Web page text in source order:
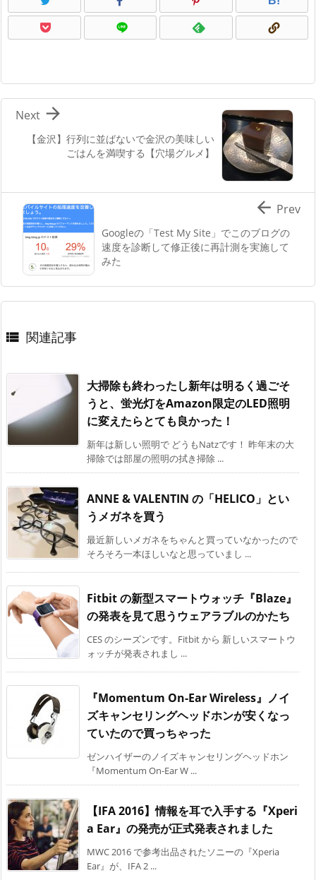
【金沢】行列に並ばないで金沢の美味しい
ごはんを満喫する【穴場グルメ】

Next
Googleの「Test My Site」でこのブログの
速度を診断して修正後に再計測を実施して
みた
 Prev
 関連記事
大掃除も終わったし新年は明るく過ごそ
うと、蛍光灯をAmazon限定のLED照明
に変えたらとても良かった！
新年は新しい照明で どうもNatzです！ 昨年末の大
掃除では部屋の照明の拭き掃除 ...
ANNE & VALENTIN の「HELICO」とい
うメガネを買う
最近新しいメガネをちゃんと買っていなかったので
そろそろ一本ほしいなと思っていまし ...
Fitbit の新型スマートウォッチ『Blaze』
の発表を見て思うウェアラブルのかたち
CES のシーズンです。Fitbit から 新しいスマートウ
ォッチが発表されまし ...
『Momentum On-Ear Wireless』ノイ
ズキャンセリングヘッドホンが安くなっ
ていたので買っちゃった
ゼンハイザーのノイズキャンセリングヘッドホン
『Momentum On-Ear W ...
【IFA 2016】情報を耳で入手する『Xperi
a Ear』の発売が正式発表されました
MWC 2016 で参考出品されたソニーの『Xperia
Ear』が、IFA 2 ...